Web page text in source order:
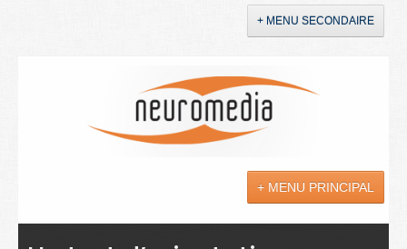
+ MENU SECONDAIRE
+ MENU PRINCIPAL